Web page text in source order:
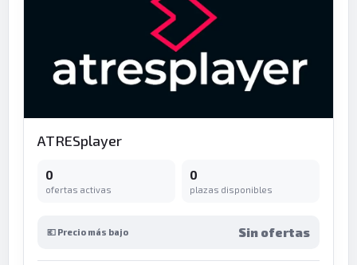
ATRESplayer
0
ofertas activas
0
plazas disponibles
💶 Precio más bajo Sin ofertas